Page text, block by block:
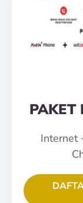
PAKET
Internet